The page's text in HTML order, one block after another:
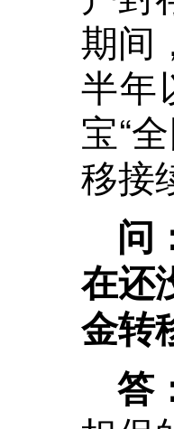
期间
半年
宝“
移接
问
在还
金转
答